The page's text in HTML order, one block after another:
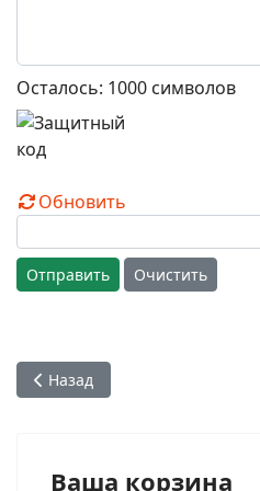
Осталось: 1000 символов
Обновить
Отправить Очистить
Предыдущий: Сбор
Назад
Ваша корзина